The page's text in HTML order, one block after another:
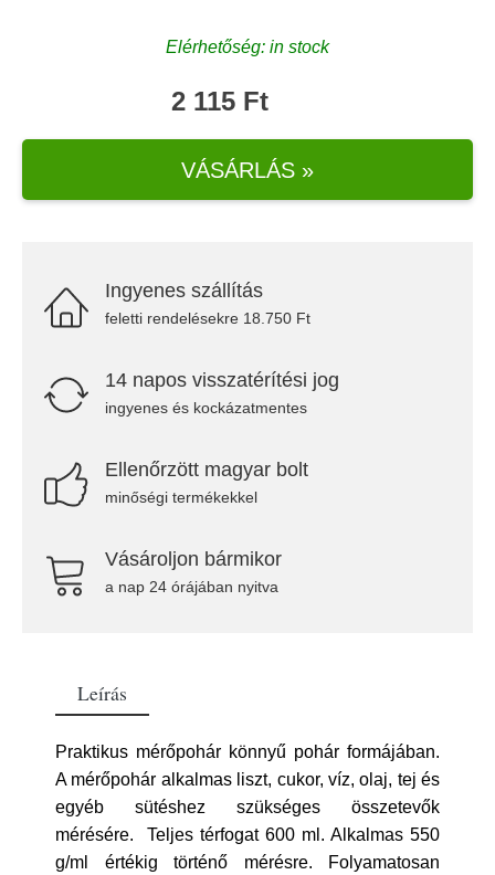
Elérhetőség: in stock
2 115 Ft
VÁSÁRLÁS »
Ingyenes szállítás
feletti rendelésekre 18.750 Ft
14 napos visszatérítési jog
ingyenes és kockázatmentes
Ellenőrzött magyar bolt
minőségi termékekkel
Vásároljon bármikor
a nap 24 órájában nyitva
Leírás
Praktikus mérőpohár könnyű pohár formájában.
A mérőpohár alkalmas liszt, cukor, víz, olaj, tej és
egyéb sütéshez szükséges összetevők
mérésére. Teljes térfogat 600 ml. Alkalmas 550
g/ml értékig történő mérésre. Folyamatosan